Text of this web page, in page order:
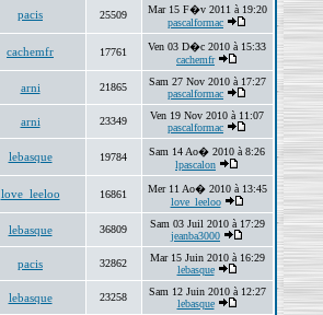
pacis 25509
Mar 15 F�v 2011 à 19:20
pascalformac
cachemfr 17761
Ven 03 D�c 2010 à 15:33
cachemfr
arni 21865
Sam 27 Nov 2010 à 17:27
pascalformac
arni 23349
Ven 19 Nov 2010 à 11:07
pascalformac
lebasque 19784
Sam 14 Ao� 2010 à 8:26
lpascalon
love_leeloo 16861
Mer 11 Ao� 2010 à 13:45
love_leeloo
lebasque 36809
Sam 03 Juil 2010 à 17:29
jeanba3000
pacis 32862
Mar 15 Juin 2010 à 16:29
lebasque
lebasque 23258
Sam 12 Juin 2010 à 12:27
lebasque